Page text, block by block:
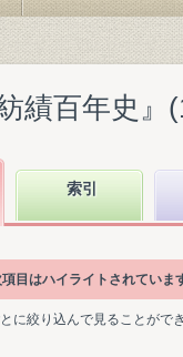
績百年史』
索引
目はハイライトされていま
に絞り込んで見ることがで